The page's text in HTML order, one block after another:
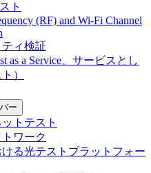
ト
(RF) and Wi-Fi Channel
ィ検証
as a Service、サービスとし
）
ー
トテスト
ワーク
る光テストプラットフォー